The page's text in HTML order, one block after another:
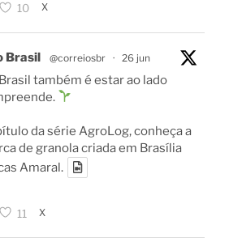
10 X
Brasil @correiosbr · 26 jun
também é estar ao lado
da série AgroLog, conheça a
de granola criada em Brasília
Amaral.
11 X